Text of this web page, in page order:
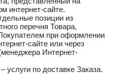
интернет-сайте.
позиции из
перечня Товара,
при оформлении
сайте или через
Интернет-
услуги по доставке Заказа.